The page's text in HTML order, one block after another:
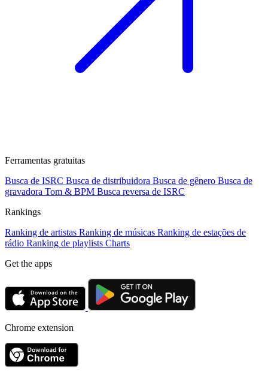
Ferramentas gratuitas
Busca de ISRC Busca de distribuidora Busca de gênero Busca de
gravadora Tom & BPM Busca reversa de ISRC
Rankings
Ranking de artistas Ranking de músicas Ranking de estações de
rádio Ranking de playlists Charts
Get the apps
Chrome extension